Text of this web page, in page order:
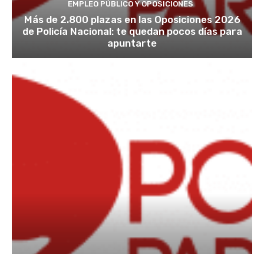
EMPLEO PÚBLICO Y OPOSICIONES
Más de 2.800 plazas en las Oposiciones 2026
de Policía Nacional: te quedan pocos días para
apuntarte